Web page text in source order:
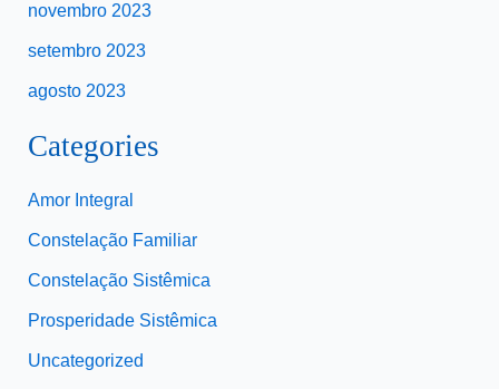
novembro 2023
setembro 2023
agosto 2023
Categories
Amor Integral
Constelação Familiar
Constelação Sistêmica
Prosperidade Sistêmica
Uncategorized